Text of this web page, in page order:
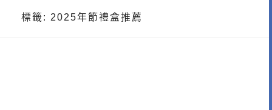
標籤: 2025年節禮盒推薦